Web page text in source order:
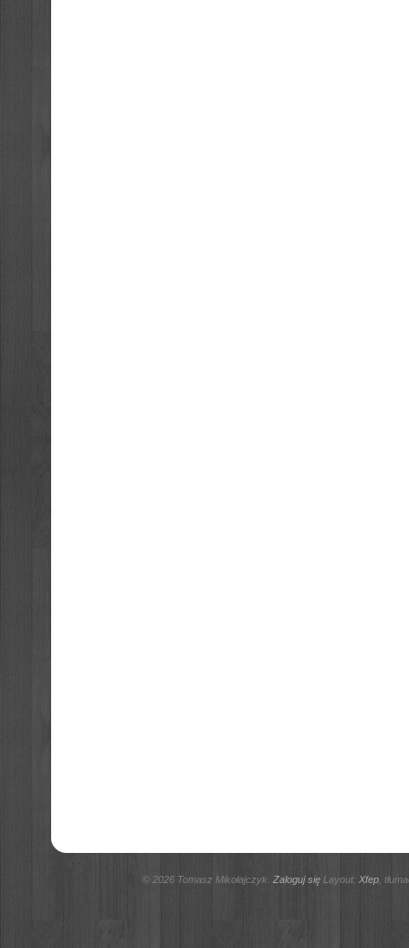
© 2026 Tomasz Mikołajczyk. Zaloguj sięLayout: Xfep,